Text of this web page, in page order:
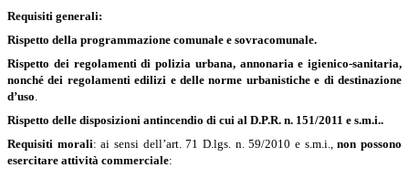
Requisiti generali:
Rispetto della programmazione comunale e sovracomunale.
Rispetto dei regolamenti di polizia urbana, annonaria e igienico-sanitaria,
nonché dei regolamenti edilizi e delle norme urbanistiche e di destinazione
d’uso.
Rispetto delle disposizioni antincendio di cui al D.P.R. n. 151/2011 e s.m.i..
Requisiti morali: ai sensi dell’art. 71 D.lgs. n. 59/2010 e s.m.i.,non possono
esercitare attività commerciale: